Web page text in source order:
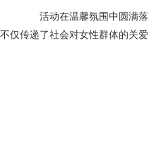
活动在温馨氛围中圆满落
不仅传递了社会对女性群体的关